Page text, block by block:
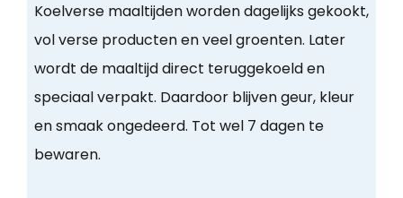
Koelverse maaltijden worden dagelijks gekookt,
vol verse producten en veel groenten. Later
wordt de maaltijd direct teruggekoeld en
speciaal verpakt. Daardoor blijven geur, kleur
en smaak ongedeerd. Tot wel 7 dagen te
bewaren.